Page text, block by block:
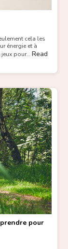
cela les
énergie et à
jeux pour… Read
pour